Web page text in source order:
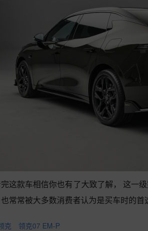
这款车相信你也有了大致了解， 这一
常常被大多数消费者认为是买车时的首
克
领克07 EM-P